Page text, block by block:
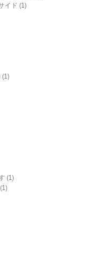
イド (1)
(1)
(1)
(1)